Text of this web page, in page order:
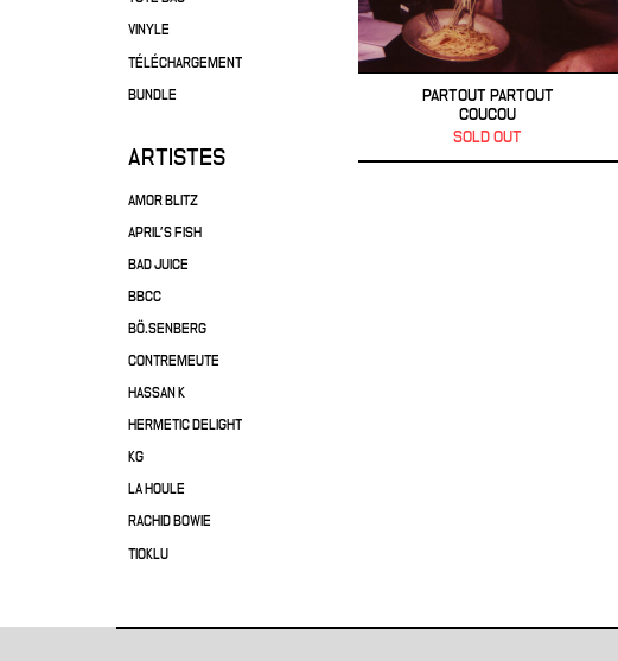
VINYLE
TÉLÉCHARGEMENT
BUNDLE
ARTISTES
AMOR BLITZ
APRIL'S FISH
BAD JUICE
BBCC
BÖ.SENBERG
CONTREMEUTE
HASSAN K
HERMETIC DELIGHT
KG
LA HOULE
RACHID BOWIE
TIOKLU
PARTOUT PARTOUT
COUCOU
SOLD OUT